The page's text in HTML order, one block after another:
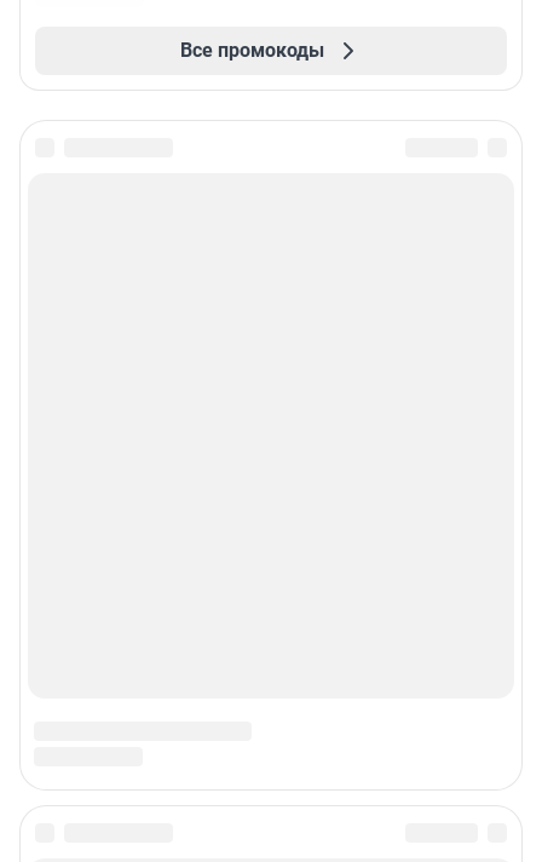
Все промокоды